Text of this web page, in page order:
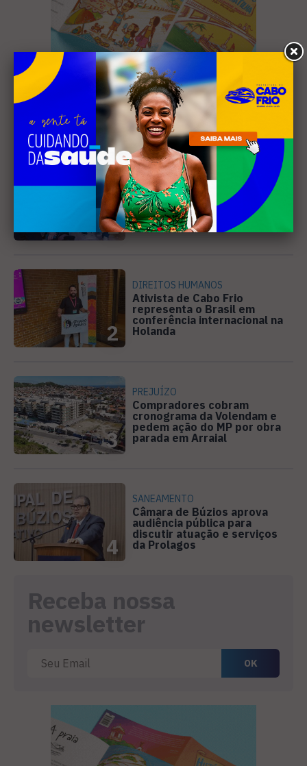
Mais Lidas
1
EVENTOS
Cabo Frio recebe 20ª edição
do Diveneta Moto Fest neste
fim de semana
2
DIREITOS HUMANOS
Ativista de Cabo Frio
representa o Brasil em
conferência internacional na
Holanda
3
PREJUÍZO
Compradores cobram
cronograma da Volendam e
pedem ação do MP por obra
parada em Arraial
4
SANEAMENTO
Câmara de Búzios aprova
audiência pública para
discutir atuação e serviços
da Prolagos
Receba nossa
newsletter